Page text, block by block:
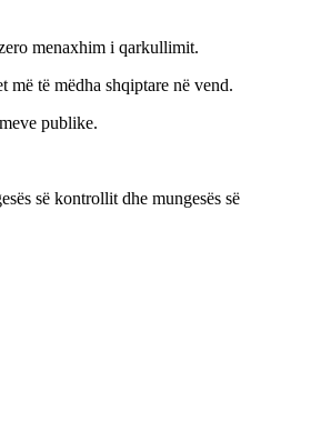
menaxhim i qarkullimit.
të mëdha shqiptare në vend.
publike.
së kontrollit dhe mungesës së